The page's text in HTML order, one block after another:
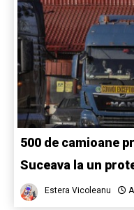
500 de camioane
Suceava la un
Estera Vicoleanu